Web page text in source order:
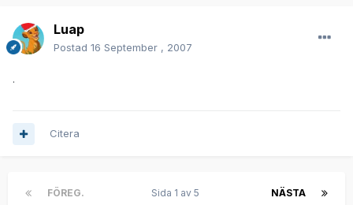
Luap
Postad 16 September , 2007
.
Citera
FÖREG. NÄSTA
Sida 1 av 5